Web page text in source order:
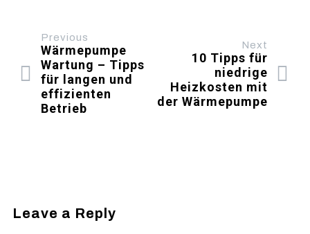
Previous
Wärmepumpe
Wartung – Tipps
für langen und
effizienten
Betrieb
Next
10 Tipps für
niedrige
Heizkosten mit
der Wärmepumpe
Leave a Reply